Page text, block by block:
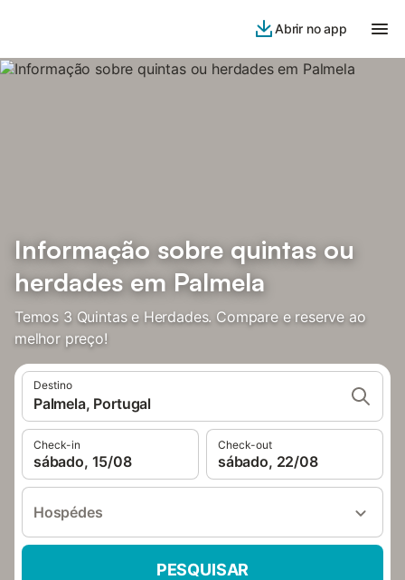
Abrir no app
Informação sobre quintas ou
herdades em Palmela
Temos 3 Quintas e Herdades. Compare e reserve ao
melhor preço!
Destino
Palmela, Portugal
Check-in
sábado, 15/08
Check-out
sábado, 22/08
Hospédes
PESQUISAR